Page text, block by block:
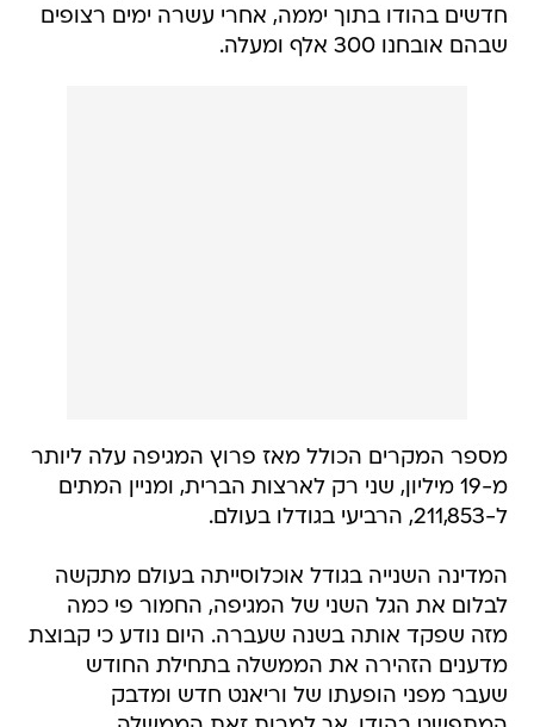
חדשים בהודו בתוך יממה, אחרי עשרה ימים רצופים
שבהם אובחנו 300 אלף ומעלה.
מספר המקרים הכולל מאז פרוץ המגיפה עלה ליותר
מ-19 מיליון, שני רק לארצות הברית, ומניין המתים
ל-211,853, הרביעי בגודלו בעולם.
המדינה השנייה בגודל אוכלוסייתה בעולם מתקשה
לבלום את הגל השני של המגיפה, החמור פי כמה
מזה שפקד אותה בשנה שעברה. היום נודע כי קבוצת
מדענים הזהירה את הממשלה בתחילת החודש
שעבר מפני הופעתו של וריאנט חדש ומדבק